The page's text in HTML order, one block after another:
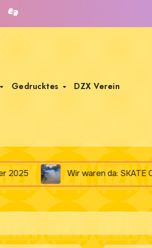
Gedrucktes DZX Verein
Wir waren da: SKATE CONTEST: 20.